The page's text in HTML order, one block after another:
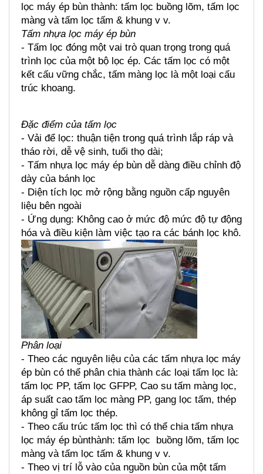
lọc máy ép bùn thành: tấm lọc buồng lõm, tấm lọc
màng và tấm lọc tấm & khung v v.
Tấm nhựa lọc máy ép bùn
- Tấm lọc đóng một vai trò quan trọng trong quá
trình lọc của một bộ lọc ép. Các tấm lọc có một
kết cấu vững chắc, tấm màng lọc là một loại cấu
trúc khoang.
Đặc điểm của tấm lọc
- Vải để lọc: thuận tiện trong quá trình lắp ráp và
tháo rời, dễ vệ sinh, tuổi thọ dài;
- Tấm nhựa lọc máy ép bùn dễ dàng điều chỉnh độ
dày của bánh lọc
- Diện tích lọc mở rộng bằng nguồn cấp nguyên
liệu bên ngoài
- Ứng dụng: Không cao ở mức độ mức độ tự động
hóa và điều kiện làm việc tạo ra các bánh lọc khô.
Phân loại
- Theo các nguyên liệu của các tấm nhựa lọc máy
ép bùn có thể phân chia thành các loại tấm lọc là:
tấm lọc PP, tấm lọc GFPP, Cao su tấm màng lọc,
áp suất cao tấm lọc màng PP, gang lọc tấm, thép
không gỉ tấm lọc thép.
- Theo cấu trúc tấm lọc thì có thể chia tấm nhựa
lọc máy ép bùnthành: tấm lọc  buồng lõm, tấm lọc
màng và tấm lọc tấm & khung v v.
- Theo vị trí lỗ vào của nguồn bùn của một tấm